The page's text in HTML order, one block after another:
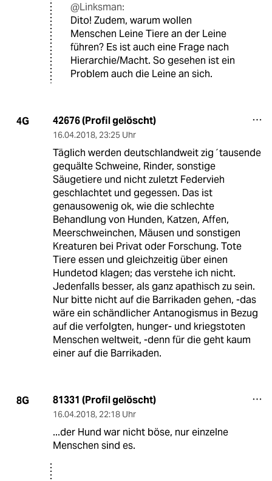
@Linksman:
Dito! Zudem, warum wollen
Menschen Leine Tiere an der Leine
führen? Es ist auch eine Frage nach
Hierarchie/Macht. So gesehen ist ein
Problem auch die Leine an sich.
4G 42676 (Profil gelöscht)
16.04.2018, 23:25 Uhr
Täglich werden deutschlandweit zig´tausende
gequälte Schweine, Rinder, sonstige
Säugetiere und nicht zuletzt Federvieh
geschlachtet und gegessen. Das ist
genausowenig ok, wie die schlechte
Behandlung von Hunden, Katzen, Affen,
Meerschweinchen, Mäusen und sonstigen
Kreaturen bei Privat oder Forschung. Tote
Tiere essen und gleichzeitig über einen
Hundetod klagen; das verstehe ich nicht.
Jedenfalls besser, als ganz apathisch zu sein.
Nur bitte nicht auf die Barrikaden gehen, -das
wäre ein schändlicher Antanogismus in Bezug
auf die verfolgten, hunger- und kriegstoten
Menschen weltweit, -denn für die geht kaum
einer auf die Barrikaden.
8G 81331 (Profil gelöscht)
16.04.2018, 22:18 Uhr
...der Hund war nicht böse, nur einzelne
Menschen sind es.